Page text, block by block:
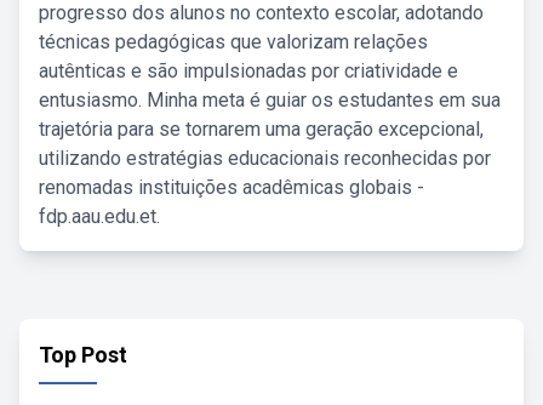
progresso dos alunos no contexto escolar, adotando
técnicas pedagógicas que valorizam relações
autênticas e são impulsionadas por criatividade e
entusiasmo. Minha meta é guiar os estudantes em sua
trajetória para se tornarem uma geração excepcional,
utilizando estratégias educacionais reconhecidas por
renomadas instituições acadêmicas globais -
fdp.aau.edu.et.
Top Post